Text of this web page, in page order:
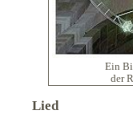
Ein
der
Lied